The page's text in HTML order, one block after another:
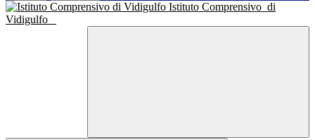
Istituto Comprensivo di
Vidigulfo